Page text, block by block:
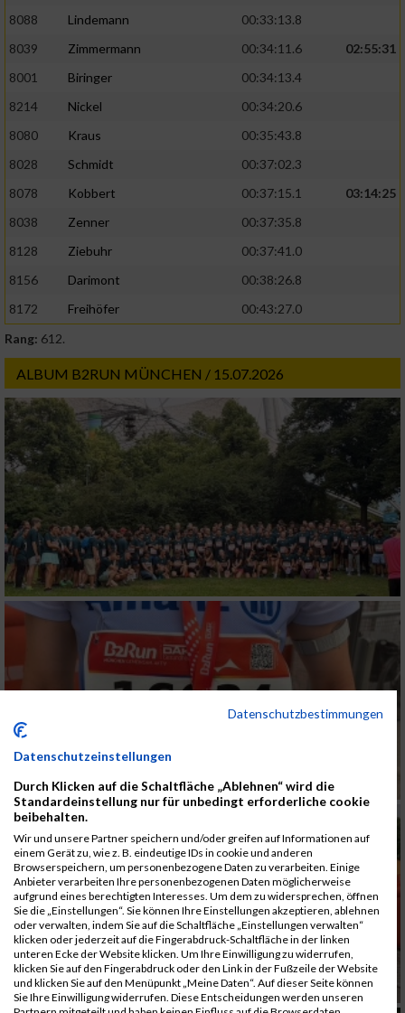
8088
Lindemann
00:33:13.8
8039
Zimmermann 00:34:11.6
02:55:31
8001
Biringer
00:34:13.4
8214
Nickel
00:34:20.6
8080
Kraus
00:35:43.8
8028
Schmidt
00:37:02.3
8078
Kobbert 00:37:15.1
03:14:25
8038
Zenner
00:37:35.8
8128
Ziebuhr
00:37:41.0
8156
Darimont
00:38:26.8
8172
Freihöfer
00:43:27.0
Rang: 612.
ALBUM B2RUN MÜNCHEN / 15.07.2026
Datenschutzbestimmungen
Datenschutzeinstellungen
Durch Klicken auf die Schaltfläche „Ablehnen“ wird die
Standardeinstellung nur für unbedingt erforderliche cookie
beibehalten.
Wir und unsere Partner speichern und/oder greifen auf Informationen auf
einem Gerät zu, wie z. B. eindeutige IDs in cookie und anderen
Browserspeichern, um personenbezogene Daten zu verarbeiten. Einige
Anbieter verarbeiten Ihre personenbezogenen Daten möglicherweise
aufgrund eines berechtigten Interesses. Um dem zu widersprechen, öffnen
Sie die „Einstellungen“. Sie können Ihre Einstellungen akzeptieren, ablehnen
oder verwalten, indem Sie auf die Schaltfläche „Einstellungen verwalten“
klicken oder jederzeit auf die Fingerabdruck-Schaltfläche in der linken
unteren Ecke der Website klicken. Um Ihre Einwilligung zu widerrufen,
klicken Sie auf den Fingerabdruck oder den Link in der Fußzeile der Website
und klicken Sie auf den Menüpunkt „Meine Daten“. Auf dieser Seite können
Sie Ihre Einwilligung widerrufen. Diese Entscheidungen werden unseren